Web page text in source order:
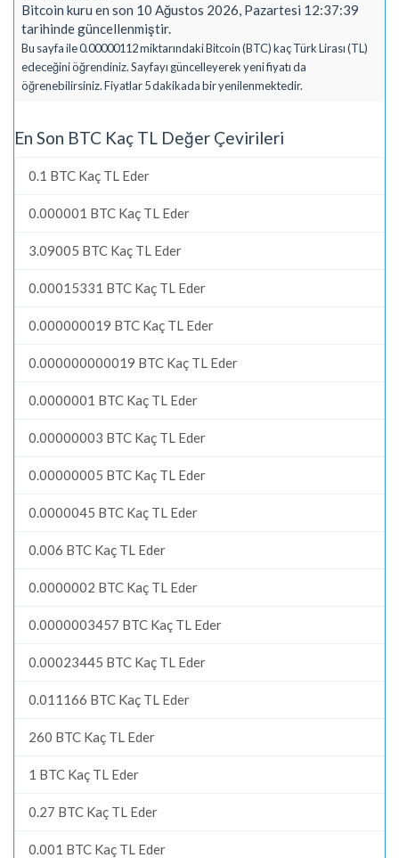
Bitcoin kuru en son 10 Ağustos 2026, Pazartesi 12:37:39
tarihinde güncellenmiştir.
Bu sayfa ile 0.00000112 miktarındaki Bitcoin (BTC) kaç Türk Lirası (TL)
edeceğini öğrendiniz. Sayfayı güncelleyerek yeni fiyatı da
öğrenebilirsiniz. Fiyatlar 5 dakikada bir yenilenmektedir.
En Son BTC Kaç TL Değer Çevirileri
0.1 BTC Kaç TL Eder
0.000001 BTC Kaç TL Eder
3.09005 BTC Kaç TL Eder
0.00015331 BTC Kaç TL Eder
0.000000019 BTC Kaç TL Eder
0.000000000019 BTC Kaç TL Eder
0.0000001 BTC Kaç TL Eder
0.00000003 BTC Kaç TL Eder
0.00000005 BTC Kaç TL Eder
0.0000045 BTC Kaç TL Eder
0.006 BTC Kaç TL Eder
0.0000002 BTC Kaç TL Eder
0.0000003457 BTC Kaç TL Eder
0.00023445 BTC Kaç TL Eder
0.011166 BTC Kaç TL Eder
260 BTC Kaç TL Eder
1 BTC Kaç TL Eder
0.27 BTC Kaç TL Eder
0.001 BTC Kaç TL Eder